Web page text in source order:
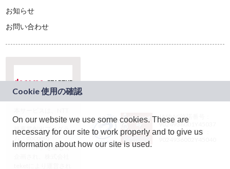
お知らせ
お問い合わせ
ドコモグループの新
規事業創出プログラ
ム「docomo
STARTUP」を通じて
JASRAC許諾番号：
9024936001Y45037
JASRAC許諾番号：
On our website we use some cookies. These are
necessary for our site to work properly and to give us
information about how our site is used.